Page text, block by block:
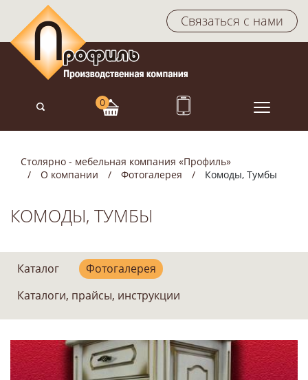
Связаться с нами
Столярно - мебельная компания «Профиль»
О компании
Фотогалерея Комоды, Тумбы
КОМОДЫ, ТУМБЫ
Каталог
Фотогалерея
Каталоги, прайсы, инструкции